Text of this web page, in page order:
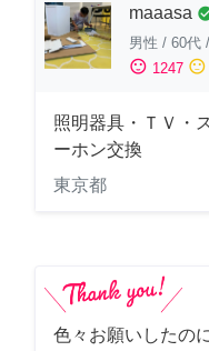
maaasa
男性 / 60代 /
sentiment_satisfied 1247 sentiment_neutral
照明器具・ＴＶ・
ーホン交換
東京都
色々お願いしたの